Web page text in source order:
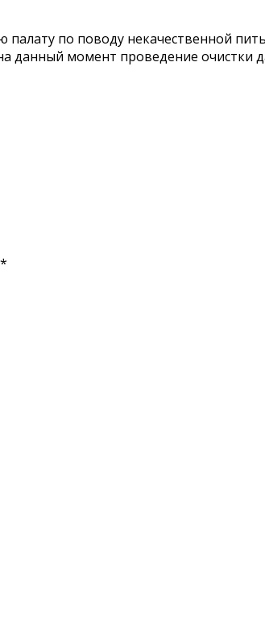
по поводу некачественной
данный момент проведение очистки
*